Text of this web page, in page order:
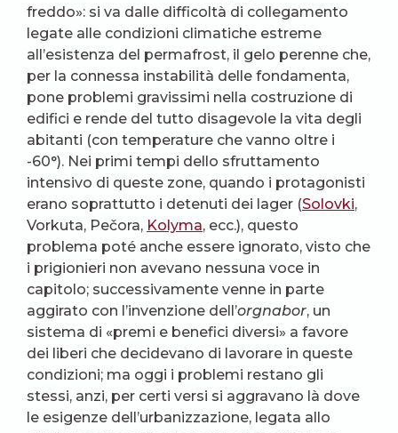
freddo»: si va dalle difficoltà di collegamento
legate alle condizioni climatiche estreme
all’esistenza del permafrost, il gelo perenne che,
per la connessa instabilità delle fondamenta,
pone problemi gravissimi nella costruzione di
edifici e rende del tutto disagevole la vita degli
abitanti (con temperature che vanno oltre i
-60°). Nei primi tempi dello sfruttamento
intensivo di queste zone, quando i protagonisti
erano soprattutto i detenuti dei lager (Solovki,
Vorkuta, Pečora, Kolyma, ecc.), questo
problema poté anche essere ignorato, visto che
i prigionieri non avevano nessuna voce in
capitolo; successivamente venne in parte
aggirato con l’invenzione dell’orgnabor, un
sistema di «premi e benefici diversi» a favore
dei liberi che decidevano di lavorare in queste
condizioni; ma oggi i problemi restano gli
stessi, anzi, per certi versi si aggravano là dove
le esigenze dell’urbanizzazione, legata allo